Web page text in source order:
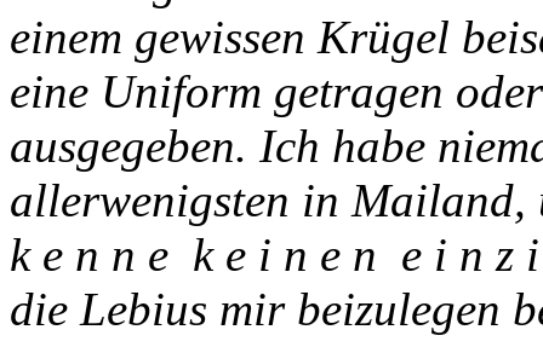
einem gewissen Krügel
eine Uniform getragen
ausgegeben. Ich habe
allerwenigsten in Mailand,
k e n n e k e i n e n e i n
die Lebius mir beizulegen